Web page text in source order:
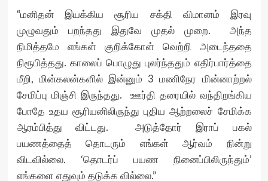
“மனிதன் இயக்கிய சூரிய சக்தி விமானம் இரவு
முழுவதும் பறந்தது இதுவே முதல் முறை. அந்த
நிமித்தமே எங்கள் குறிக்கோள் வெற்றி அடைந்ததை
நிரூபித்தது. காலைப் பொழுது புலர்ந்ததும் எதிர்பார்த்தை
மீறி, மின்கலன்களில் இன்னும் 3 மணிநேர மின்னாற்றல்
சேமிப்பு மிஞ்சி இருந்தது. ஊர்தி தரையில் வந்திறங்கிய
போதே உதய சூரியனிலிருந்து புதிய ஆற்றலைச் சேமிக்க
ஆரம்பித்து விட்டது. அடுத்தோர் இராப் பகல்
பயணத்தைத் தொடரும் எங்கள் ஆர்வம் நின்று
விடவில்லை. ‘தொடர்ப் பயண நினைப்பிலிருந்தும்’
எங்களை எதுவும் தடுக்க வில்லை.”